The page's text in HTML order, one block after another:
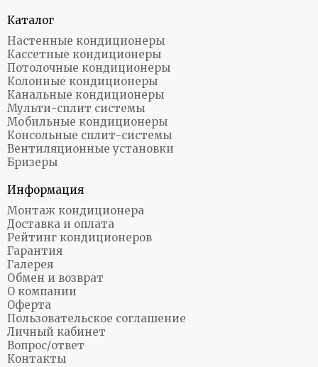
Каталог
Настенные кондиционеры
Кассетные кондиционеры
Потолочные кондиционеры
Колонные кондиционеры
Канальные кондиционеры
Мульти-сплит системы
Мобильные кондиционеры
Консольные сплит-системы
Вентиляционные установки
Бризеры
Информация
Монтаж кондиционера
Доставка и оплата
Рейтинг кондиционеров
Гарантия
Галерея
Обмен и возврат
О компании
Оферта
Пользовательское соглашение
Личный кабинет
Вопрос/ответ
Контакты